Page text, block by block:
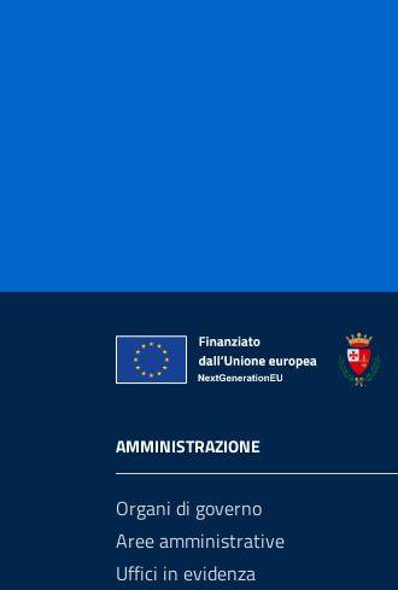
AMMINISTRAZIONE
Organi di governo
Aree amministrative
Uffici in evidenza